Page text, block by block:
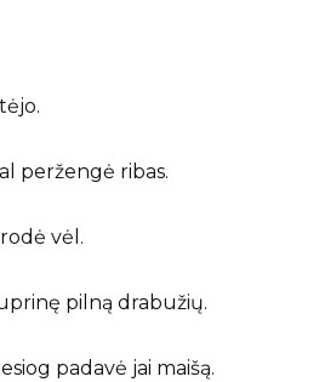
peržengė ribas.
vėl.
pilną drabužių.
padavė jai maišą.